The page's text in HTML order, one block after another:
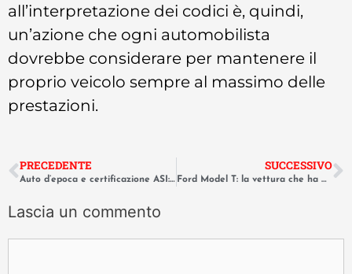
all’interpretazione dei codici è, quindi,
un’azione che ogni automobilista
dovrebbe considerare per mantenere il
proprio veicolo sempre al massimo delle
prestazioni.
PRECEDENTE
Auto d’epoca e certificazione ASI: tutti i vantaggi di bollo e assicurazione.
SUCCESSIVO
Ford Model T: la vettura che ha messo il mondo su quattro ruote.
Lascia un commento